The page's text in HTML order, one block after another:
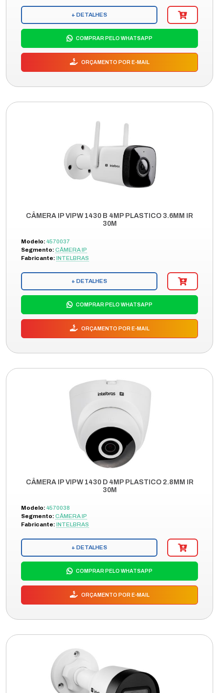
+ DETALHES
COMPRAR PELO WHATSAPP
ORÇAMENTO POR E-MAIL
CÂMERA IP VIPW 1430 B 4MP PLASTICO 3.6MM IR
30M
Modelo: 4570037
Segmento: CÂMERA IP
Fabricante: INTELBRAS
+ DETALHES
COMPRAR PELO WHATSAPP
ORÇAMENTO POR E-MAIL
CÂMERA IP VIPW 1430 D 4MP PLASTICO 2.8MM IR
30M
Modelo: 4570038
Segmento: CÂMERA IP
Fabricante: INTELBRAS
+ DETALHES
COMPRAR PELO WHATSAPP
ORÇAMENTO POR E-MAIL